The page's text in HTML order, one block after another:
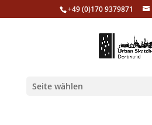
+49 (0)170 9379871
Seite wählen